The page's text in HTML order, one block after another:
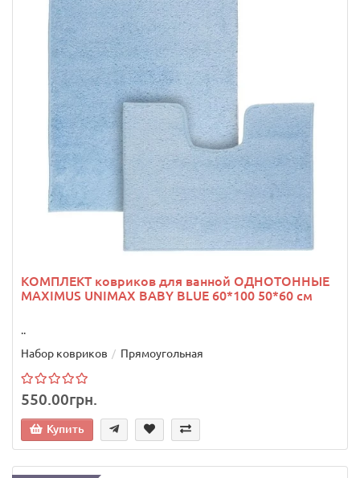
КОМПЛЕКТ ковриков для ванной ОДНОТОННЫЕ
MAXIMUS UNIMAX BABY BLUE 60*100 50*60 см
..
Набор ковриков
Прямоугольная
550.00грн.
Купить